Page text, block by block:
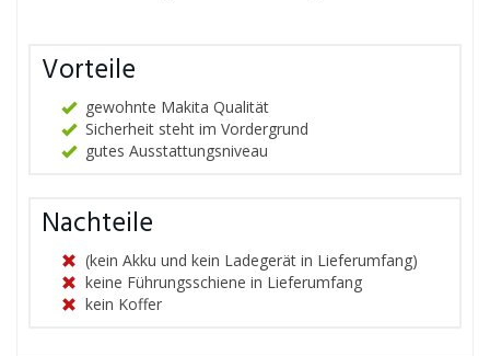
Vorteile
gewohnte Makita Qualität
Sicherheit steht im Vordergrund
gutes Ausstattungsniveau
Nachteile
(kein Akku und kein Ladegerät in Lieferumfang)
keine Führungsschiene in Lieferumfang
kein Koffer